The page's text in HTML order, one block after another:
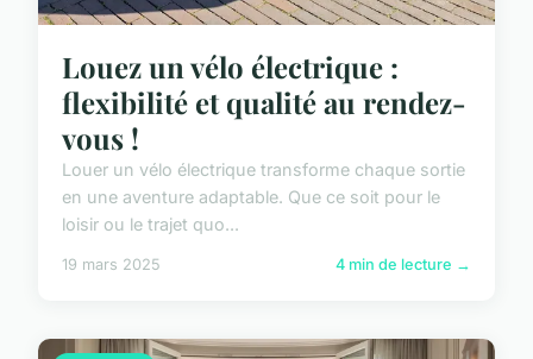
Louez un vélo électrique :
flexibilité et qualité au rendez-
vous !
Louer un vélo électrique transforme chaque sortie
en une aventure adaptable. Que ce soit pour le
loisir ou le trajet quo...
19 mars 2025 4 min de lecture →